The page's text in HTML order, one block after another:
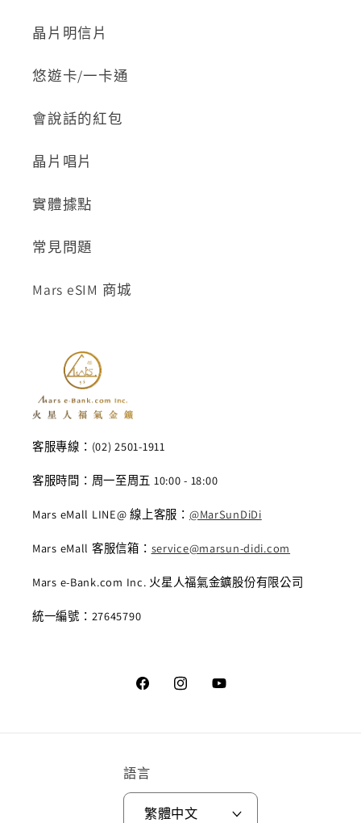
晶片明信片
悠遊卡/一卡通
會說話的紅包
晶片唱片
實體據點
常見問題
Mars eSIM 商城
客服專線：(02) 2501-1911
客服時間：周一至周五 10:00 - 18:00
Mars eMall LINE@ 線上客服： @MarSunDiDi
Mars eMall 客服信箱： service@marsun-didi.com
Mars e-Bank.com Inc. 火星人福氣金鑛股份有限公司
統一編號：27645790
FacebookInstagramYouTube
語言
繁體中文